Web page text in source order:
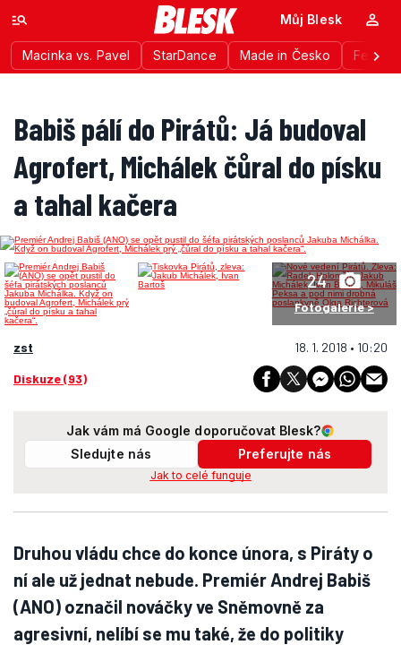
Macinka vs. Pavel StarDance Made in Česko
Můj Blesk
Babiš pálí do Pirátů: Já budoval
Agrofert, Michálek čůral do písku
a tahal kačera
24
Fotogalerie >
zst 18. 1. 2018 • 10:20
Diskuze (93)
Jak vám má Google doporučovat Blesk?
Sledujte nás
Preferujte nás
Jak to celé funguje
Druhou vládu chce do konce února, s Piráty o
ní ale už jednat nebude. Premiér Andrej Babiš
(ANO) označil nováčky ve Sněmovně za
agresivní, nelíbí se mu také, že do politiky